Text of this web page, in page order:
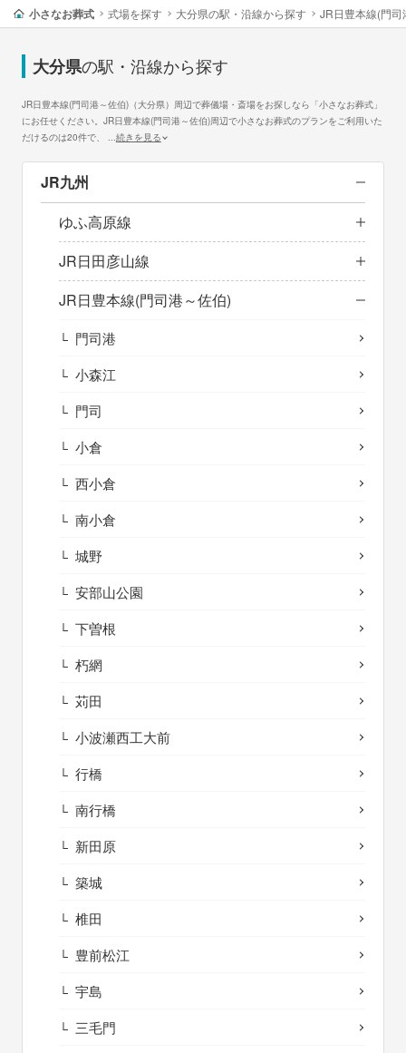
小さなお葬式 式場を探す 大分県の駅・沿線から探す JR日豊本線(門
大分県の駅・沿線から探す
JR日豊本線(門司港～佐伯)（大分県）周辺で葬儀場・斎場をお探しなら「小さなお葬式」
にお任せください。JR日豊本線(門司港～佐伯)周辺で小さなお葬式のプランをご利用いた
だけるのは20件で、 ...続きを見る
JR九州
ゆふ高原線
JR日田彦山線
JR日豊本線(門司港～佐伯)
門司港
小森江
門司
小倉
西小倉
南小倉
城野
安部山公園
下曽根
朽網
苅田
小波瀬西工大前
行橋
南行橋
新田原
築城
椎田
豊前松江
宇島
三毛門